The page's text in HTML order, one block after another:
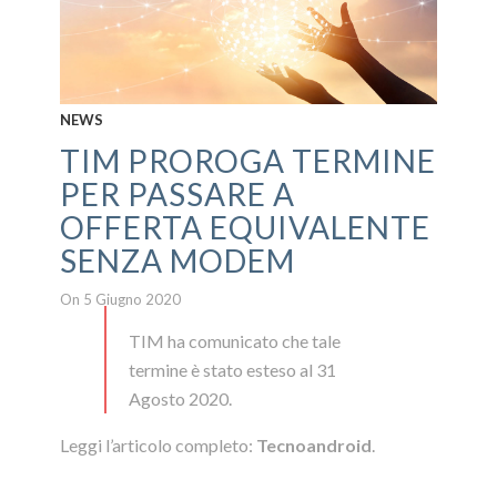
CONTATTI
NEWS
TIM PROROGA TERMINE
PER PASSARE A
OFFERTA EQUIVALENTE
SENZA MODEM
On 5 Giugno 2020
TIM ha comunicato che tale
termine è stato esteso al 31
Agosto 2020.
Leggi l’articolo completo: Tecnoandroid